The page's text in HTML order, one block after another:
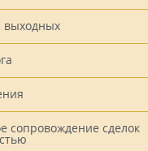
выходных
сопровождение сделок